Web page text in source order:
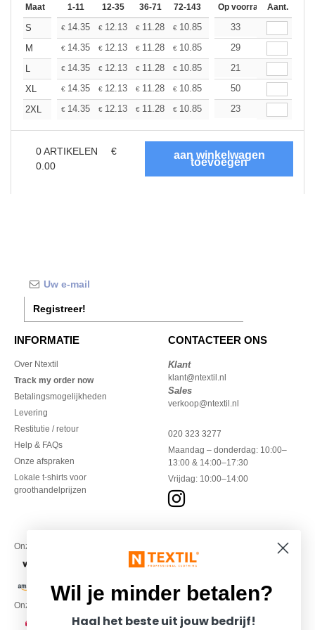
Maat 1-11 12-35 36-71 72-143 144-287 288 + Meer
Op voorraadAant.
S € 14.35 € 12.13 € 11.28 € 10.85 10.25
33
M
€ 14.35 € 12.13 € 11.28 € 10.85 10.25
29
L
€ 14.35 € 12.13 € 11.28 € 10.85 10.25
21
XL
€ 14.35 € 12.13 € 11.28 € 10.85 10.25
50
2XL
€ 14.35 € 12.13 € 11.28 € 10.85 10.25
23
0ARTIKELEN
€
0.00
Registreer!
INFORMATIE
Over Ntextil
Track my order now
Betalingsmogelijkheden
Levering
Restitutie / retour
Help & FAQs
Onze afspraken
Lokale t-shirts voor
groothandelprijzen
CONTACTEER ONS
Klant
klant@ntextil.nl
Sales
verkoop@ntextil.nl
020 323 3277
Maandag – donderdag: 10:00–
13:00 & 14:00–17:30
Vrijdag: 10:00–14:00
Onze financiële partners
Onze transporteurs
Wil je minder betalen?
Haal het beste uit jouw bedrijf!